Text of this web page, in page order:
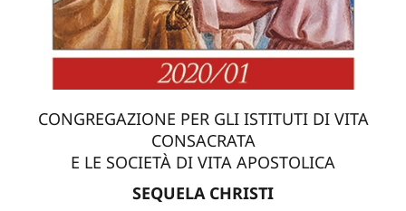
CONGREGAZIONE PER GLI ISTITUTI DI VITA
CONSACRATA
E LE SOCIETÀ DI VITA APOSTOLICA
SEQUELA CHRISTI